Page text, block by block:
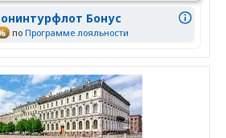
Бонус
по Программе лояльности